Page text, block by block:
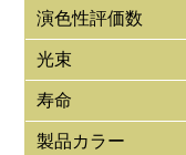
演色性評価数
光束
寿命
製品カラー